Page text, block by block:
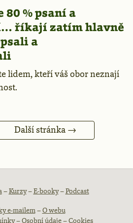
% psaní a
říkají zatím hlavně
a
lidem, kteří váš obor neznají
Další stránka →
–Kurzy–E-booky–Podcast
e-mailem–O webu
–Osobní údaje–Cookies